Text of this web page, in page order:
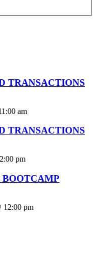
TRANSACTIONS
am
TRANSACTIONS
pm
12:00 pm